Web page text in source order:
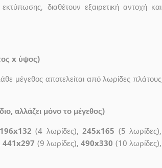
διαθέτουν εξαιρετική αντοχή και
x ύψος)
μέγεθος αποτελείται από λωρίδες πλάτους
αλλάζει μόνο το μέγεθος)
196x132 (4 λωρίδες),245x165 (5 λωρίδες),
441x297 (9 λωρίδες),490x330 (10 λωρίδες),